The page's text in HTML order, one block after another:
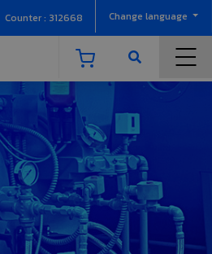
Counter : 312668 Change language